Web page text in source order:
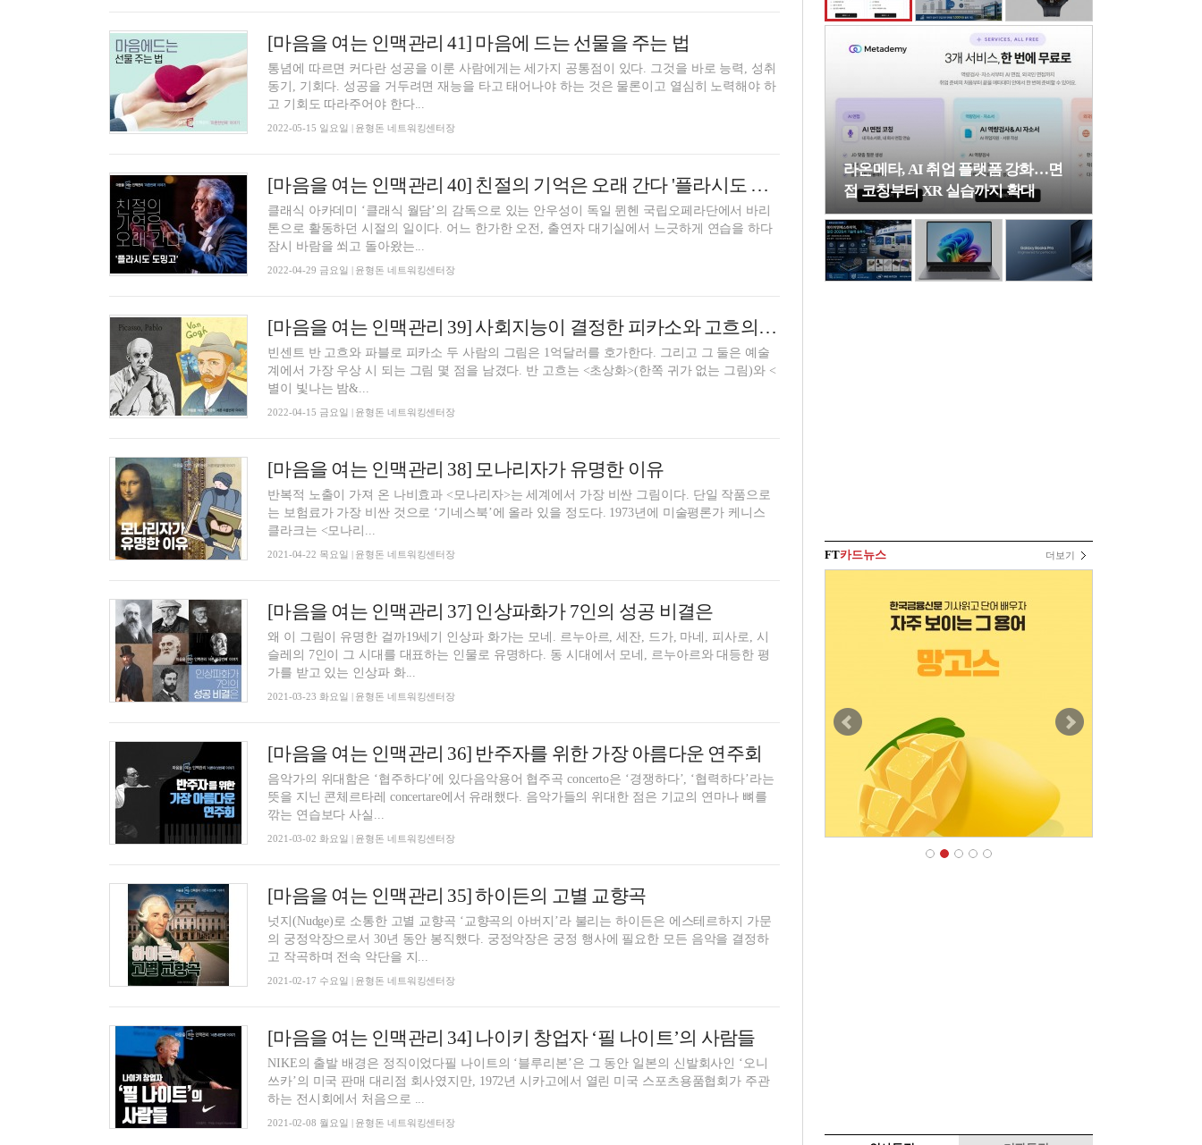
[마음을 여는 인맥관리 41] 마음에 드는 선물을 주는 법
통념에 따르면 커다란 성공을 이룬 사람에게는 세가지 공통점이 있다. 그것을 바로 능력, 성취
동기, 기회다. 성공을 거두려면 재능을 타고 태어나야 하는 것은 물론이고 열심히 노력해야 하
고 기회도 따라주어야 한다...
2022-05-15 일요일 | 윤형돈 네트워킹센터장
[마음을 여는 인맥관리 40] 친절의 기억은 오래 간다 '플라시도 도밍고'
클래식 아카데미 ‘클래식 월담’의 감독으로 있는 안우성이 독일 뮌헨 국립오페라단에서 바리
톤으로 활동하던 시절의 일이다. 어느 한가한 오전, 출연자 대기실에서 느긋하게 연습을 하다
잠시 바람을 쐬고 돌아왔는...
2022-04-29 금요일 | 윤형돈 네트워킹센터장
[마음을 여는 인맥관리 39] 사회지능이 결정한 피카소와 고흐의 삶
빈센트 반 고흐와 파블로 피카소 두 사람의 그림은 1억달러를 호가한다. 그리고 그 둘은 예술
계에서 가장 우상 시 되는 그림 몇 점을 남겼다. 반 고흐는 <초상화>(한쪽 귀가 없는 그림)와 <
별이 빛나는 밤&...
2022-04-15 금요일 | 윤형돈 네트워킹센터장
[마음을 여는 인맥관리 38] 모나리자가 유명한 이유
반복적 노출이 가져 온 나비효과 <모나리자>는 세계에서 가장 비싼 그림이다. 단일 작품으로
는 보험료가 가장 비싼 것으로 ‘기네스북’에 올라 있을 정도다. 1973년에 미술평론가 케니스
클라크는 <모나리...
2021-04-22 목요일 | 윤형돈 네트워킹센터장
[마음을 여는 인맥관리 37] 인상파화가 7인의 성공 비결은
왜 이 그림이 유명한 걸까19세기 인상파 화가는 모네. 르누아르, 세잔, 드가, 마네, 피사로, 시
슬레의 7인이 그 시대를 대표하는 인물로 유명하다. 동 시대에서 모네, 르누아르와 대등한 평
가를 받고 있는 인상파 화...
2021-03-23 화요일 | 윤형돈 네트워킹센터장
[마음을 여는 인맥관리 36] 반주자를 위한 가장 아름다운 연주회
음악가의 위대함은 ‘협주하다’에 있다음악용어 협주곡 concerto은 ‘경쟁하다’, ‘협력하다’라는
뜻을 지닌 콘체르타레 concertare에서 유래했다. 음악가들의 위대한 점은 기교의 연마나 뼈를
깎는 연습보다 사실...
2021-03-02 화요일 | 윤형돈 네트워킹센터장
[마음을 여는 인맥관리 35] 하이든의 고별 교향곡
넛지(Nudge)로 소통한 고별 교향곡 ‘교향곡의 아버지’라 불리는 하이든은 에스테르하지 가문
의 궁정악장으로서 30년 동안 봉직했다. 궁정악장은 궁정 행사에 필요한 모든 음악을 결정하
고 작곡하며 전속 악단을 지...
2021-02-17 수요일 | 윤형돈 네트워킹센터장
[마음을 여는 인맥관리 34] 나이키 창업자 ‘필 나이트’의 사람들
NIKE의 출발 배경은 정직이었다필 나이트의 ‘블루리본’은 그 동안 일본의 신발회사인 ‘오니
쓰카’의 미국 판매 대리점 회사였지만, 1972년 시카고에서 열린 미국 스포츠용품협회가 주관
하는 전시회에서 처음으로 ...
2021-02-08 월요일 | 윤형돈 네트워킹센터장
라온메타, AI 취업 플랫폼 강화…면
접 코칭부터 XR 실습까지 확대
FT카드뉴스 더보기